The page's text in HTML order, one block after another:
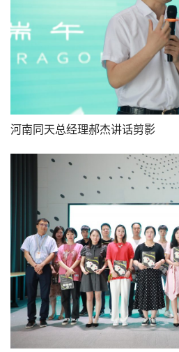
河南同天总经理郝杰讲话剪影